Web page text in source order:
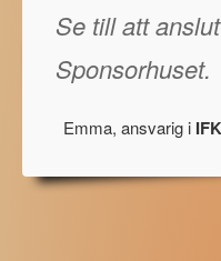
Se till att
Sponsorhuset.
Emma, ansvarig i